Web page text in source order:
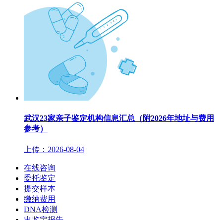
武汉23家亲子鉴定机构信息汇总（附2026年地址与费用
参考）
上传：2026-08-04
在线咨询
委托鉴定
提交样本
缴纳费用
DNA检测